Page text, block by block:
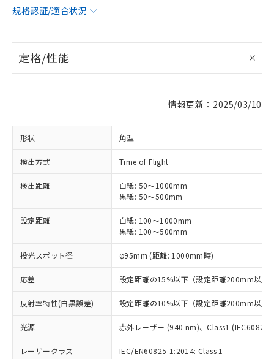
規格認証/適合状況
定格/性能
情報更新：2025/03/10
形状 角型
検出方式 Time of Flight
検出距離
白紙: 50～1000mm
黒紙: 50～500mm
設定距離
白紙: 100～1000mm
黒紙: 100～500mm
投光スポット径 φ95mm (距離: 1000mm時)
応差 設定距離の15%以下（設定距離200mm以上
反射率特性(白黒誤差) 設定距離の10%以下（設定距離200mm以上
光源 赤外レーザー (940 nm)、Class1
レーザークラス IEC/EN60825-1:2014: Class 1